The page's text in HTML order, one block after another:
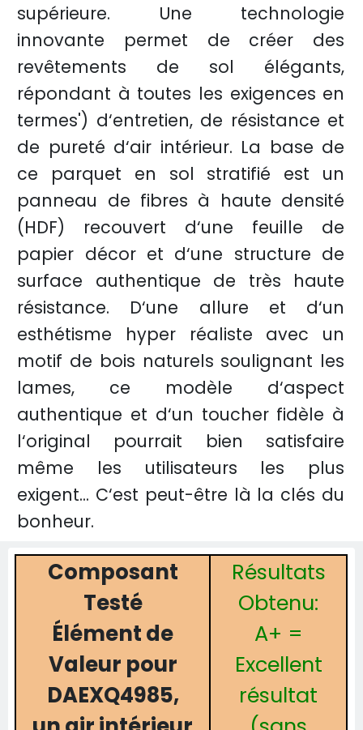
supérieure. Une technologie
innovante permet de créer des
revêtements de sol élégants,
répondant à toutes les exigences en
termes') d‘entretien, de résistance et
de pureté d‘air intérieur. La base de
ce parquet en sol stratifié est un
panneau de fibres à haute densité
(HDF) recouvert d‘une feuille de
papier décor et d‘une structure de
surface authentique de très haute
résistance. D‘une allure et d‘un
esthétisme hyper réaliste avec un
motif de bois naturels soulignant les
lames, ce modèle d‘aspect
authentique et d‘un toucher fidèle à
l‘original pourrait bien satisfaire
même les utilisateurs les plus
exigent... C‘est peut-être là la clés du
bonheur.
Composant
Testé
Élément de
Valeur pour
DAEXQ4985,
Résultats
Obtenu:
A+ =
Excellent
résultat